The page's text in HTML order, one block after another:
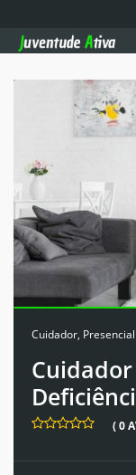
Cuidador, Presencial
Cuidador
( 0